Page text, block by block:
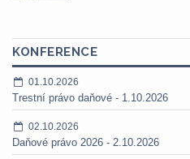
KONFERENCE
01.10.2026
Trestní právo daňové - 1.10.2026
02.10.2026
Daňové právo 2026 - 2.10.2026